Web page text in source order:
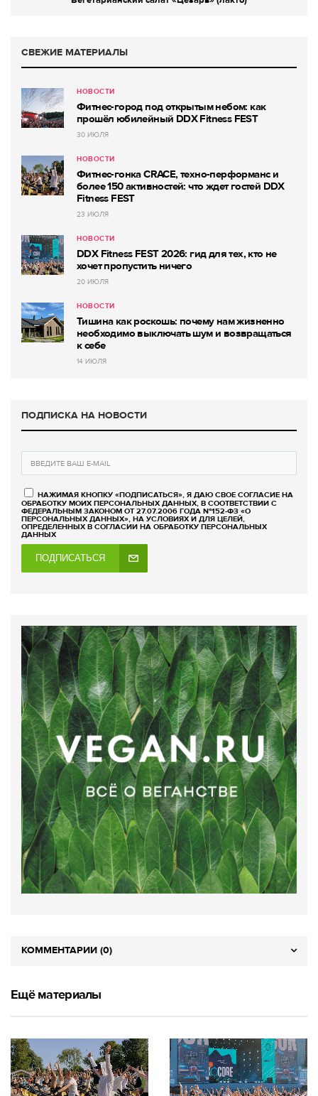
СВЕЖИЕ МАТЕРИАЛЫ
НОВОСТИ
Фитнес-город под открытым небом: как
прошёл юбилейный DDX Fitness FEST
30 ИЮЛЯ
НОВОСТИ
Фитнес-гонка CRACE, техно-перформанс и
более 150 активностей: что ждет гостей DDX
Fitness FEST
23 ИЮЛЯ
НОВОСТИ
DDX Fitness FEST 2026: гид для тех, кто не
хочет пропустить ничего
20 ИЮЛЯ
НОВОСТИ
Тишина как роскошь: почему нам жизненно
необходимо выключать шум и возвращаться
к себе
14 ИЮЛЯ
ПОДПИСКА НА НОВОСТИ
НАЖИМАЯ КНОПКУ «ПОДПИСАТЬСЯ», Я ДАЮ СВОЕ СОГЛАСИЕ НА
ОБРАБОТКУ МОИХ ПЕРСОНАЛЬНЫХ ДАННЫХ, В СООТВЕТСТВИИ С
ФЕДЕРАЛЬНЫМ ЗАКОНОМ ОТ 27.07.2006 ГОДА №152-ФЗ «О
ПЕРСОНАЛЬНЫХ ДАННЫХ», НА УСЛОВИЯХ И ДЛЯ ЦЕЛЕЙ,
ОПРЕДЕЛЕННЫХ В СОГЛАСИИ НА ОБРАБОТКУ ПЕРСОНАЛЬНЫХ
ДАННЫХ
ПОДПИСАТЬСЯ
КОММЕНТАРИИ (0)
Ещё материалы